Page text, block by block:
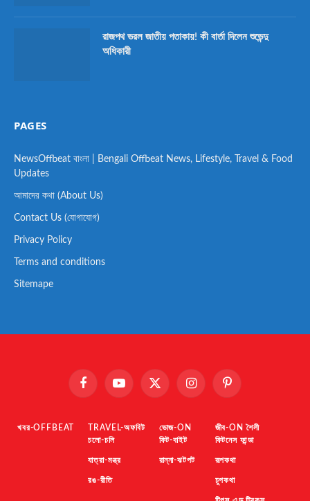
রাজপথ ভরল জাতীয় পতাকায়! কী বার্তা দিলেন শুভেন্দু
অধিকারী
PAGES
NewsOffbeat বাংলা | Bengali Offbeat News, Lifestyle, Travel & Food
Updates
আমাদের কথা (About Us)
Contact Us (যোগাযোগ)
Privacy Policy
Terms and conditions
Sitemape
FacebookYouTube X
InstagramPinterest
খবর-OFFBEAT
TRAVEL-অফবিট
চলো-চলি
যাত্রা-মন্ত্র
রঙ-রীতি
ভোজ-ON
ফিট-বাইট
রান্না-ঝটপট
জীব-ON শৈলী
ফিটনেস ফান্ডা
রূপকথা
চুপকথা